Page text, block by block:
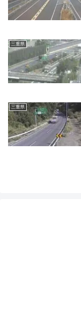
三重県
三重県